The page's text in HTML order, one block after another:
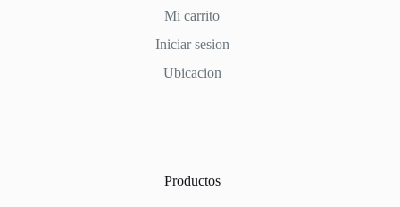
Mi carrito
Iniciar sesion
Ubicacion
Productos